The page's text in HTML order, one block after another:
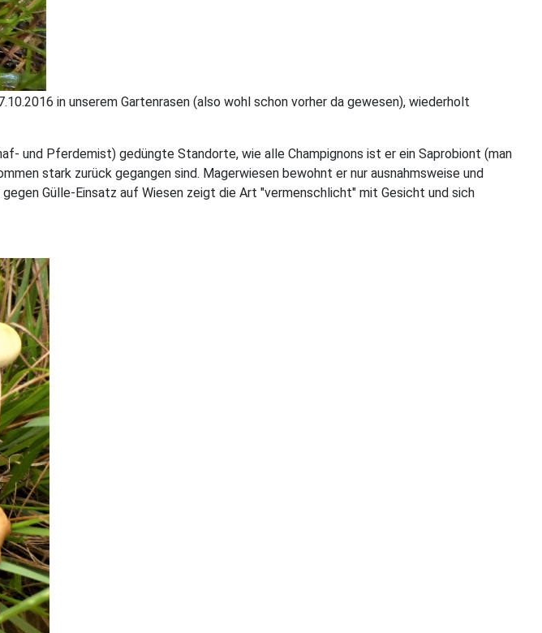
in unserem Gartenrasen (also wohl schon vorher da gewesen), wiederholt
und Pferdemist) gedüngte Standorte, wie alle Champignons ist er ein Saprobiont (man
stark zurück gegangen sind. Magerwiesen bewohnt er nur ausnahmsweise und
Gülle-Einsatz auf Wiesen zeigt die Art "vermenschlicht" mit Gesicht und sich